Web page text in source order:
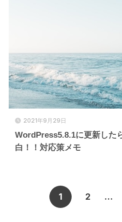
2021年9月29日
WordPress5.8.1に更新した
白！！対応策メモ
1 2 …